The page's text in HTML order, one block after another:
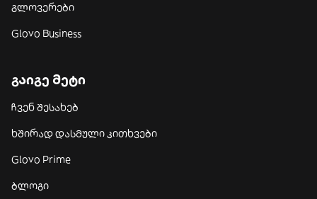
გლოვერები
Glovo Business
გაიგე მეტი
ჩვენ შესახებ
ხშირად დასმული კითხვები
Glovo Prime
ბლოგი